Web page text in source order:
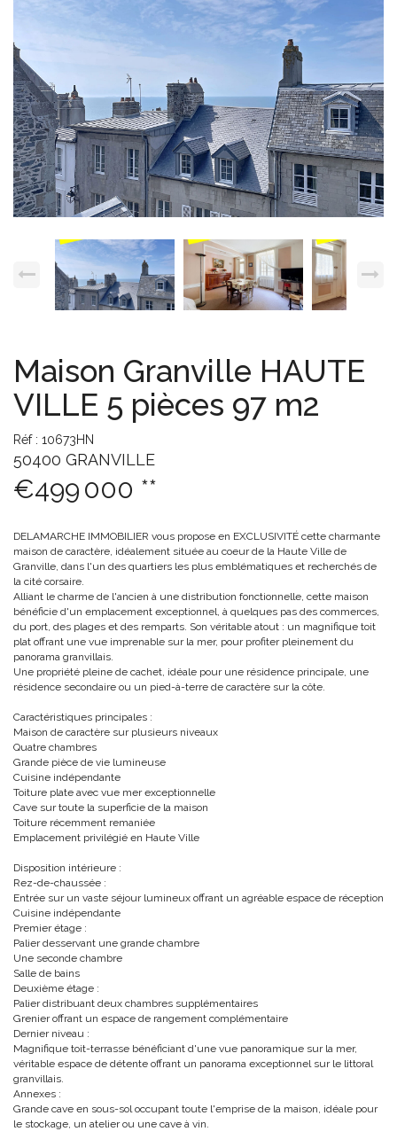
Maison Granville HAUTE
VILLE 5 pièces 97 m2
Réf : 10673HN
50400 GRANVILLE
€499 000 **
DELAMARCHE IMMOBILIER vous propose en EXCLUSIVITÉ cette charmante
maison de caractère, idéalement située au coeur de la Haute Ville de
Granville, dans l'un des quartiers les plus emblématiques et recherchés de
la cité corsaire.
Alliant le charme de l'ancien à une distribution fonctionnelle, cette maison
bénéficie d'un emplacement exceptionnel, à quelques pas des commerces,
du port, des plages et des remparts. Son véritable atout : un magnifique toit
plat offrant une vue imprenable sur la mer, pour profiter pleinement du
panorama granvillais.
Une propriété pleine de cachet, idéale pour une résidence principale, une
résidence secondaire ou un pied-à-terre de caractère sur la côte.
Caractéristiques principales :
Maison de caractère sur plusieurs niveaux
Quatre chambres
Grande pièce de vie lumineuse
Cuisine indépendante
Toiture plate avec vue mer exceptionnelle
Cave sur toute la superficie de la maison
Toiture récemment remaniée
Emplacement privilégié en Haute Ville
Disposition intérieure :
Rez-de-chaussée :
Entrée sur un vaste séjour lumineux offrant un agréable espace de réception
Cuisine indépendante
Premier étage :
Palier desservant une grande chambre
Une seconde chambre
Salle de bains
Deuxième étage :
Palier distribuant deux chambres supplémentaires
Grenier offrant un espace de rangement complémentaire
Dernier niveau :
Magnifique toit-terrasse bénéficiant d'une vue panoramique sur la mer,
véritable espace de détente offrant un panorama exceptionnel sur le littoral
granvillais.
Annexes :
Grande cave en sous-sol occupant toute l'emprise de la maison, idéale pour
le stockage, un atelier ou une cave à vin.